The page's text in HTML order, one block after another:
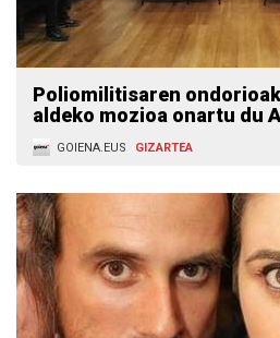
Poliomilitisaren
aldeko mozioa onartu du
GOIENA.EUS GIZARTEA